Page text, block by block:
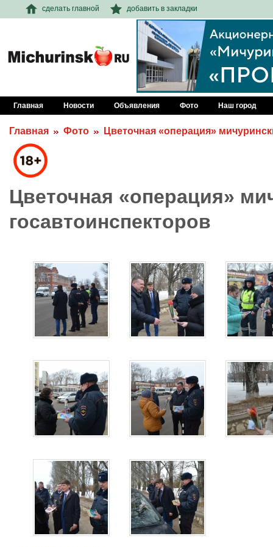
сделать главной добавить в закладки
Главная Новости Объявления Фото Наш город
Главная Фото Цветочная «операция»
Цветочная «операция»
госавтоинспекторов